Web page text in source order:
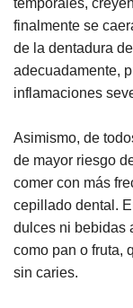
finalmente se
de la dentadura
adecuadamente,
inflamaciones
Asimismo, de
de mayor riesgo
comer con más
cepillado dental.
dulces ni bebidas
como pan o fruta,
sin caries.